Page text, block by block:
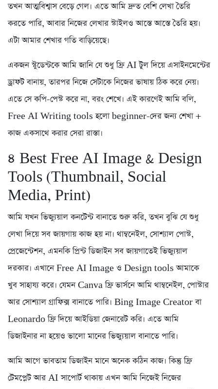
তখন আত্মবিশ্বাস বেড়ে গেল। এতে আমি দ্রুত বেশি লেখা তৈরি
করতে পারি, আবার নিজের লেখার স্টাইলও আস্তে আস্তে তৈরি হয়।
এটা আমার শেখার গতি বাড়িয়েছে।
একজন স্টুডেন্টকে আমি জানি যে শুধু ফ্রি AI টুল দিয়ে এসাইনমেন্টের
ড্রাফট বানায়, তারপর নিজে সেটাকে নিজের ভাষায় ঠিক করে নেয়।
এতে সে কপি-পেস্ট করে না, বরং শেখে। এই কারণেই আমি বলি,
Free AI Writing tools হলো beginner-দের জন্য শেখা +
কাজ একসাথে করার সেরা রাস্তা।
৪️ Best Free AI Image & Design
Tools (Thumbnail, Social
Media, Print)
আমি যখন ভিজ্যুয়াল কনটেন্ট বানাতে শুরু করি, তখন বুঝি যে শুধু
লেখা দিয়ে সব জায়গায় কাজ হয় না। থাম্বনেইল, সোশ্যাল পোস্ট,
প্রেজেন্টেশন, এমনকি প্রিন্ট ডিজাইন সব জায়গাতেই ভিজ্যুয়াল
দরকার। এখানে Free AI Image ও Design tools আমাকে
খুব সাহায্য করে। যেমন Canva ফ্রি ভার্সনে আমি থাম্বনেইল, পোস্টার
আর সোশ্যাল গ্রাফিক্স বানাতে পারি। Bing Image Creator বা
Leonardo ফ্রি দিয়ে আইডিয়া জেনারেট করি। এতে আমি
ডিজাইনার না হয়েও ভালো মানের ভিজ্যুয়াল বানাতে পারি।
আমি আগে ভাবতাম ডিজাইন মানে অনেক কঠিন কাজ। কিন্তু ফ্রি
টেমপ্লেট আর AI সাপোর্ট থাকায় এখন আমি নিজেই নিজের